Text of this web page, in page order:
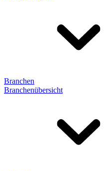
Branchen
Branchenübersicht